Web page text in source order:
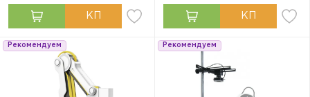
Рекомендуем Рекомендуем